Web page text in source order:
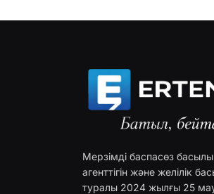
Мерзімді баспасөз
агенттігін және желілік
туралы 2024 жылғы 25